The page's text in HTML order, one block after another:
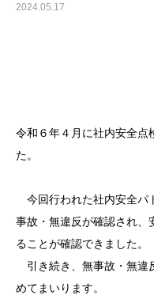
2024.05.17
令和６年４月に社内安全点
た。
今回行われた社内安全パ
事故・無違反が確認され、
ることが確認できました。
引き続き、無事故・無違
めてまいります。